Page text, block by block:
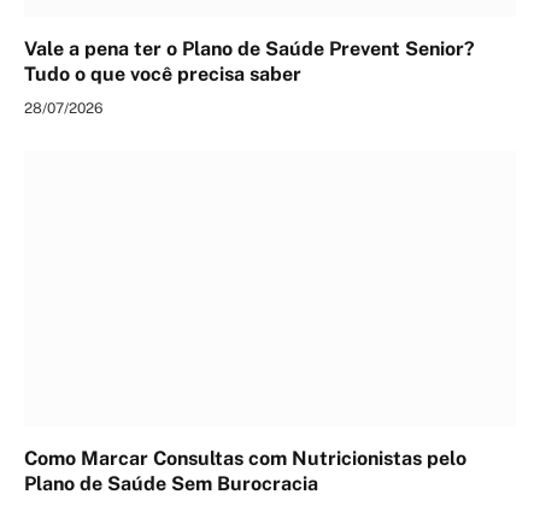
Vale a pena ter o Plano de Saúde Prevent Senior?
Tudo o que você precisa saber
28/07/2026
Como Marcar Consultas com Nutricionistas pelo
Plano de Saúde Sem Burocracia